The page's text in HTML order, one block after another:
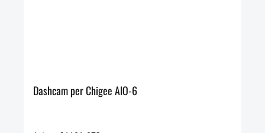
Dashcam per Chigee AIO-6